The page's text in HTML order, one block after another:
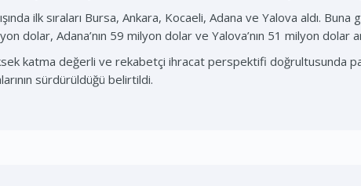
ilk sıraları Bursa, Ankara, Kocaeli, Adana ve Yalova aldı. Buna
dolar, Adana’nın 59 milyon dolar ve Yalova’nın 51 milyon dolar
katma değerli ve rekabetçi ihracat perspektifi
sürdürüldüğü belirtildi.